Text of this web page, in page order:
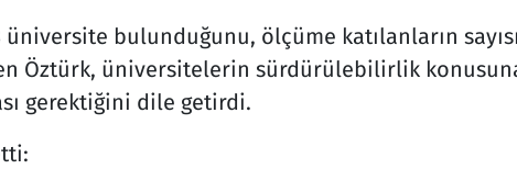
bulunduğunu, ölçüme katılanların
Öztürk, üniversitelerin sürdürülebilirlik
gerektiğini dile getirdi.